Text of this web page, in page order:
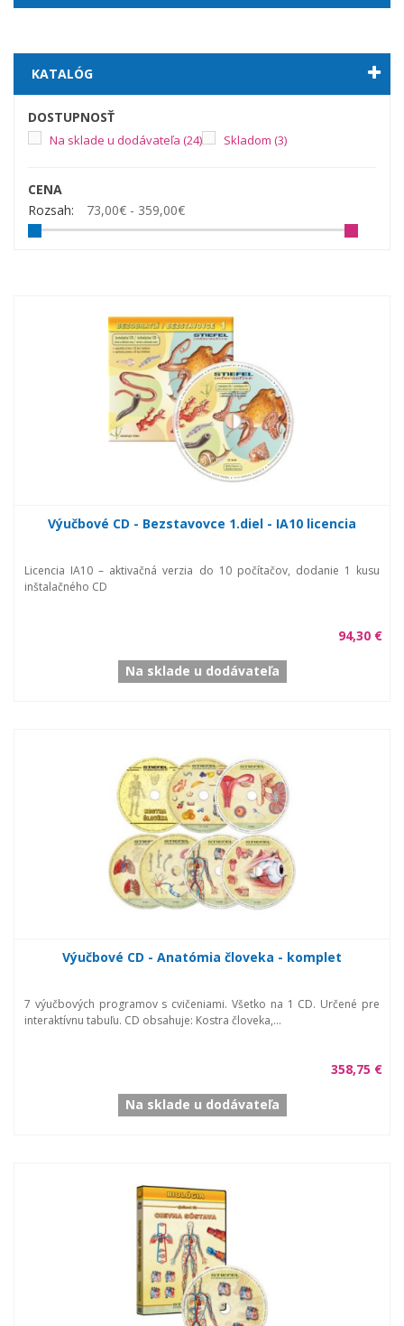
KATALÓG
DOSTUPNOSŤ
Na sklade u dodávateľa (24) Skladom (3)
CENA
Rozsah:
73,00€ - 359,00€
Výučbové CD - Bezstavovce 1.diel - IA10 licencia
Licencia IA10 – aktivačná verzia do 10 počítačov, dodanie 1 kusu
inštalačného CD
94,30 €
Na sklade u dodávateľa
Výučbové CD - Anatómia človeka - komplet
7 výučbových programov s cvičeniami. Všetko na 1 CD. Určené pre
interaktívnu tabuľu. CD obsahuje: Kostra človeka,...
358,75 €
Na sklade u dodávateľa